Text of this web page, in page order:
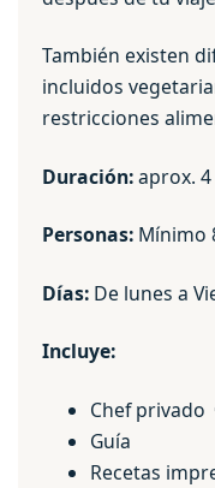
También existen
incluidos
restricciones
Duración:aprox.
Personas: Mínimo
Días: De lunes a
Incluye:
Chef privado
Guía
Recetas